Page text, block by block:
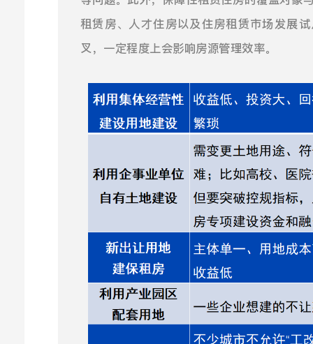
租赁房、人才住房以及住房租赁市场发展
叉，一定程度上会影响房源管理效率。